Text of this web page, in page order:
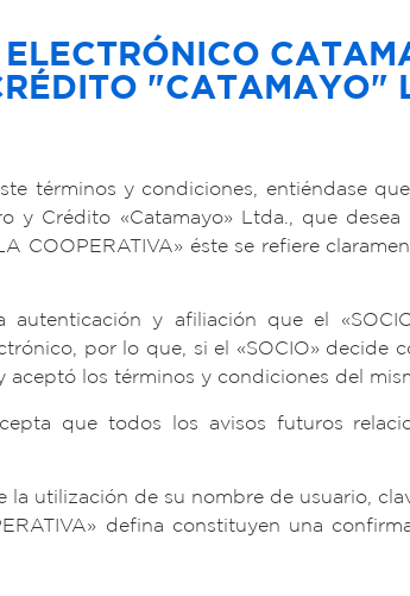
"CATAMAYO"
términos y condiciones, entiéndase
y Crédito «Catamayo» Ltda., que desea
COOPERATIVA» éste se refiere
y afiliación que el
por lo que, si el «SOCIO» decide
los términos y condiciones del
que todos los avisos futuros
la utilización de su nombre de usuario,
defina constituyen una